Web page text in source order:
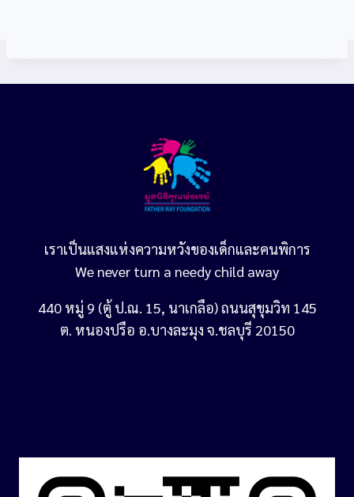
เราเป็นแสงแห่งความหวังของเด็กและคนพิการ
We never turn a needy child away
440 หมู่ 9 (ตู้ ป.ณ. 15, นาเกลือ) ถนนสุขุมวิท 145
ต. หนองปรือ อ.บางละมุง จ.ชลบุรี 20150